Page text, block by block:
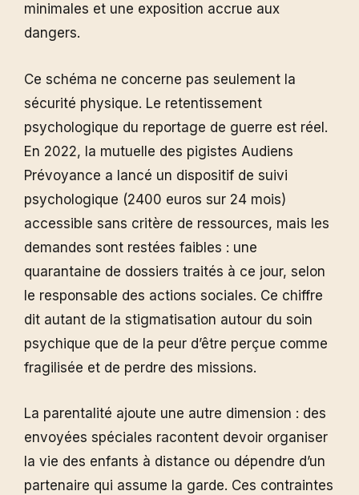
minimales et une exposition accrue aux
dangers.
Ce schéma ne concerne pas seulement la
sécurité physique. Le retentissement
psychologique du reportage de guerre est réel.
En 2022, la mutuelle des pigistes Audiens
Prévoyance a lancé un dispositif de suivi
psychologique (2400 euros sur 24 mois)
accessible sans critère de ressources, mais les
demandes sont restées faibles : une
quarantaine de dossiers traités à ce jour, selon
le responsable des actions sociales. Ce chiffre
dit autant de la stigmatisation autour du soin
psychique que de la peur d’être perçue comme
fragilisée et de perdre des missions.
La parentalité ajoute une autre dimension : des
envoyées spéciales racontent devoir organiser
la vie des enfants à distance ou dépendre d’un
partenaire qui assume la garde. Ces contraintes